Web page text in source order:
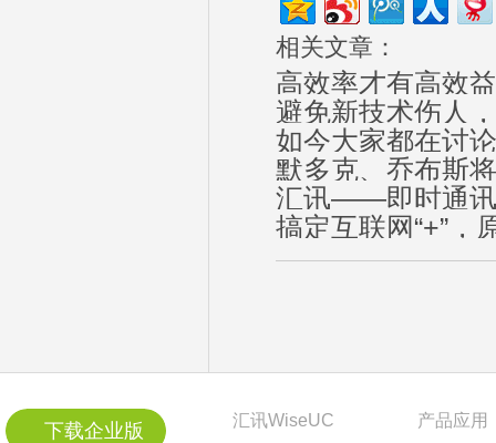
相关文章：
高效率才有高效
避免新技术伤人
如今大家都在讨
默多克、乔布斯
汇讯——即时通讯
搞定互联网“+”，
下载企业版 汇讯WiseUC 产品应用